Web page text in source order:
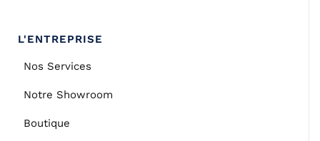
L'ENTREPRISE
Nos Services
Notre Showroom
Boutique